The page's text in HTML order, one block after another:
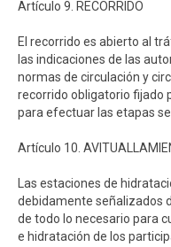
Artículo 9. RECORRIDO
El recorrido es abierto al
las indicaciones de las
normas de circulación y
recorrido obligatorio fijado
para efectuar las etapas
Artículo 10.
Las estaciones de
debidamente señalizados
de todo lo necesario para
e hidratación de los